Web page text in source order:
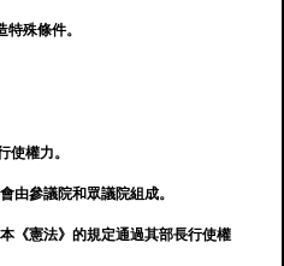
殊條件。
使權力。
由參議院和眾議院組成。
《憲法》的規定通過其部長行使權